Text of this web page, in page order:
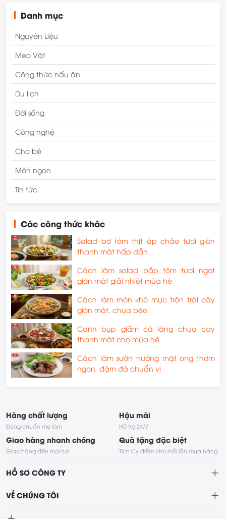
Danh mục
Nguyên Liệu
Mẹo Vặt
Công thức nấu ăn
Du lịch
Đời sống
Công nghệ
Cho bé
Món ngon
Tin tức
Các công thức khác
Salad bơ tôm thịt áp chảo tươi giòn
thanh mát hấp dẫn
Cách làm salad bắp tôm tươi ngọt
giòn mát giải nhiệt mùa hè
Cách làm món khô mực trộn trái cây
giòn mát, chua béo
Canh bụp giấm cá lăng chua cay
thanh mát cho mùa hè
Cách làm sườn nướng mật ong thơm
ngon, đậm đà chuẩn vị
Hàng chất lượng
Đúng chuẩn mẹ làm
Hậu mãi
Hỗ trợ 24/7
Giao hàng nhanh chóng
Giao hàng đến mọi nơi
Quà tặng đặc biệt
Tích lũy điểm cho mỗi lần mua hàng
HỒ SƠ CÔNG TY
VỀ CHÚNG TÔI
Về chúng tôi